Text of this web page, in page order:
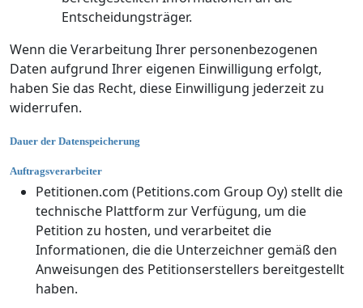
Entscheidungsträger.
Wenn die Verarbeitung Ihrer personenbezogenen
Daten aufgrund Ihrer eigenen Einwilligung erfolgt,
haben Sie das Recht, diese Einwilligung jederzeit zu
widerrufen.
Dauer der Datenspeicherung
Auftragsverarbeiter
Petitionen.com (Petitions.com Group Oy) stellt die
technische Plattform zur Verfügung, um die
Petition zu hosten, und verarbeitet die
Informationen, die die Unterzeichner gemäß den
Anweisungen des Petitionserstellers bereitgestellt
haben.